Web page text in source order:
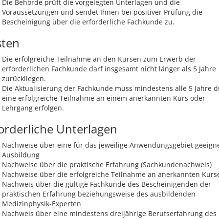
Die Behörde prüft die vorgelegten Unterlagen und die
Voraussetzungen und sendet Ihnen bei positiver Prüfung die
Bescheinigung über die erforderliche Fachkunde zu.
Die erfolgreiche Teilnahme an den Kursen zum Erwerb der
erforderlichen Fachkunde darf insgesamt nicht länger als 5 Jahre
zurückliegen.
Die Aktualisierung der Fachkunde muss mindestens alle 5 Jahre
eine erfolgreiche Teilnahme an einem anerkannten Kurs oder
Lehrgang erfolgen.
Unterlagen
Nachweise über eine für das jeweilige Anwendungsgebiet
Ausbildung
Nachweise über die praktische Erfahrung (Sachkundenachweis)
Nachweise über die erfolgreiche Teilnahme an anerkannten
Nachweis über die gültige Fachkunde des Bescheinigenden der
praktischen Erfahrung beziehungsweise des ausbildenden
Medizinphysik-Experten
Nachweis über eine mindestens dreijährige Berufserfahrung des